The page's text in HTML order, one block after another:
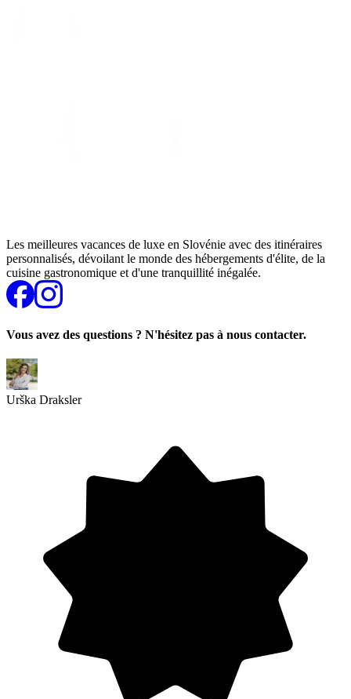
Les meilleures vacances de luxe en Slovénie avec des itinéraires
personnalisés, dévoilant le monde des hébergements d'élite, de la
cuisine gastronomique et d'une tranquillité inégalée.
Vous avez des questions ? N'hésitez pas à nous contacter.
Urška Draksler